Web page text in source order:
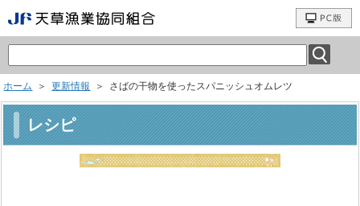
ホーム ＞更新情報 ＞ さばの干物を使ったスパニッシュオムレツ
レシピ